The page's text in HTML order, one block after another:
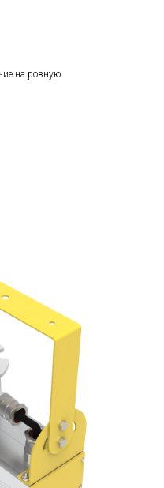
на ровную